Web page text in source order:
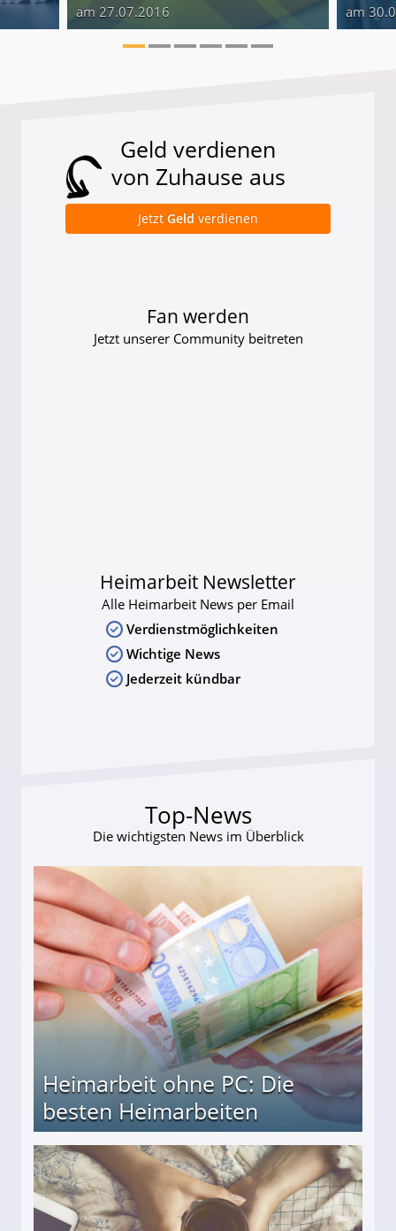
am 27.07.2016 am
Geld verdienen
von Zuhause aus
Jetzt Geld verdienen
Fan werden
Jetzt unserer Community beitreten
Heimarbeit Newsletter
Alle Heimarbeit News per Email
Verdienstmöglichkeiten
Wichtige News
Jederzeit kündbar
Top-News
Die wichtigsten News im Überblick
Heimarbeit ohne PC: Die
besten Heimarbeiten